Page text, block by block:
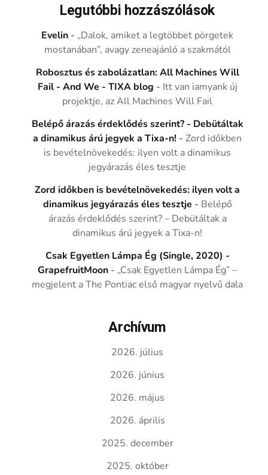
Legutóbbi hozzászólások
Evelin - „Dalok, amiket a legtöbbet pörgetek
mostanában”, avagy zeneajánló a szakmától
Robosztus és zabolázatlan: All Machines Will
Fail - And We - TIXA blog - Itt van iamyank új
projektje, az All Machines Will Fail
Belépő árazás érdeklődés szerint? - Debütáltak
a dinamikus árú jegyek a Tixa-n! -Zord időkben
is bevételnövekedés: ilyen volt a dinamikus
jegyárazás éles tesztje
Zord időkben is bevételnövekedés: ilyen volt a
dinamikus jegyárazás éles tesztje - Belépő
árazás érdeklődés szerint? – Debütáltak a
dinamikus árú jegyek a Tixa-n!
Csak Egyetlen Lámpa Ég (Single, 2020) -
GrapefruitMoon - „Csak Egyetlen Lámpa Ég” –
megjelent a The Pontiac első magyar nyelvű dala
Archívum
2026. július
2026. június
2026. május
2026. április
2025. december
2025. október